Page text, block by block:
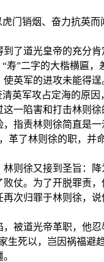
门销烟、奋力抗英
了道光皇帝的充分
寿”二字的大楷横匾
英军的进攻未能得
英军攻占定海的原
一陷害和打击林则
指责林则徐简直是一
革了林则徐的职，并
林则徐又接到圣旨：
仗。为了开脱罪责
次归罪于林则徐，
被道光帝革职，他
生死以，岂因祸福避